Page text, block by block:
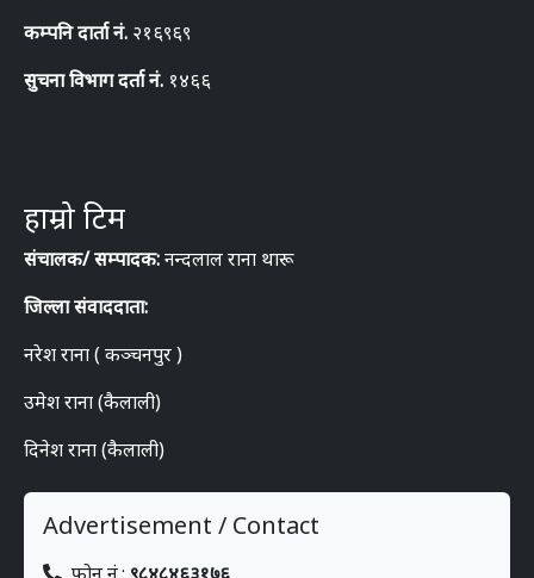
कम्पनि दार्ता नं. २१६९६९
सुचना विभाग दर्ता नं. १४६६
हाम्रो टिम
संचालक/ सम्पादक:नन्दलाल राना थारू
जिल्ला संवाददाता:
नरेश राना ( कञ्चनपुर )
उमेश राना (कैलाली)
दिनेश राना (कैलाली)
Advertisement / Contact